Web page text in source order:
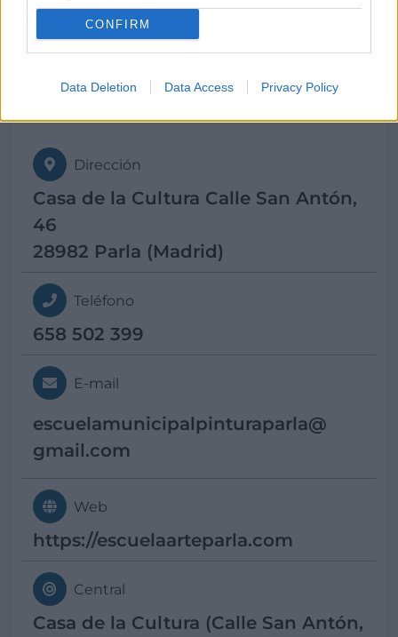
CONFIRM
Data Deletion Data Access Privacy Policy
Horario de atención al público presencial
(lunes a viernes de 16:00 a 19:00 horas)
Dirección
Casa de la Cultura Calle San Antón,
46
28982 Parla (Madrid)
Teléfono
658 502 399
E-mail
escuelamunicipalpinturaparla@
gmail.com
Web
https://escuelaarteparla.com
Central
Casa de la Cultura (Calle San Antón,